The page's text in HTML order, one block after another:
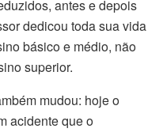
antes e depois
dedicou toda sua vida
básico e médio, não
superior.
mudou: hoje o
acidente que o